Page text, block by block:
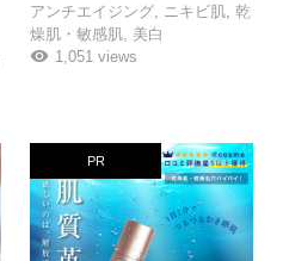
アンチエイジング
ニキビ肌 ,乾
燥肌・敏感肌 美白
1,051 views
PR